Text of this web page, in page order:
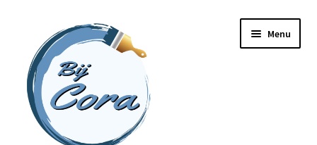
naar
navigatie
inhoud
Menu